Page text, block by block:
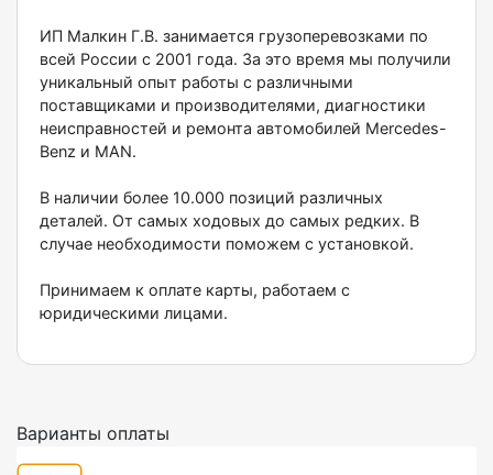
ИП Малкин Г.В. занимается грузоперевозками по
всей России с 2001 года. За это время мы получили
уникальный опыт работы с различными
поставщиками и производителями, диагностики
неисправностей и ремонта автомобилей Mercedes-
Benz и MAN.
В наличии более 10.000 позиций различных
деталей. От самых ходовых до самых редких. В
случае необходимости поможем с установкой.
Принимаем к оплате карты, работаем с
юридическими лицами.
Варианты оплаты